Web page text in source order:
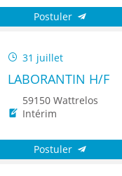
Postuler
31 juillet
LABORANTIN H/F
59150 Wattrelos
Intérim
Postuler